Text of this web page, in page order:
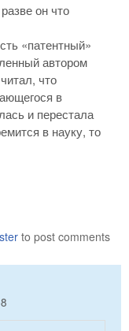
он что
«патентный»
автором
что
в
и перестала
в науку, то
to post comments